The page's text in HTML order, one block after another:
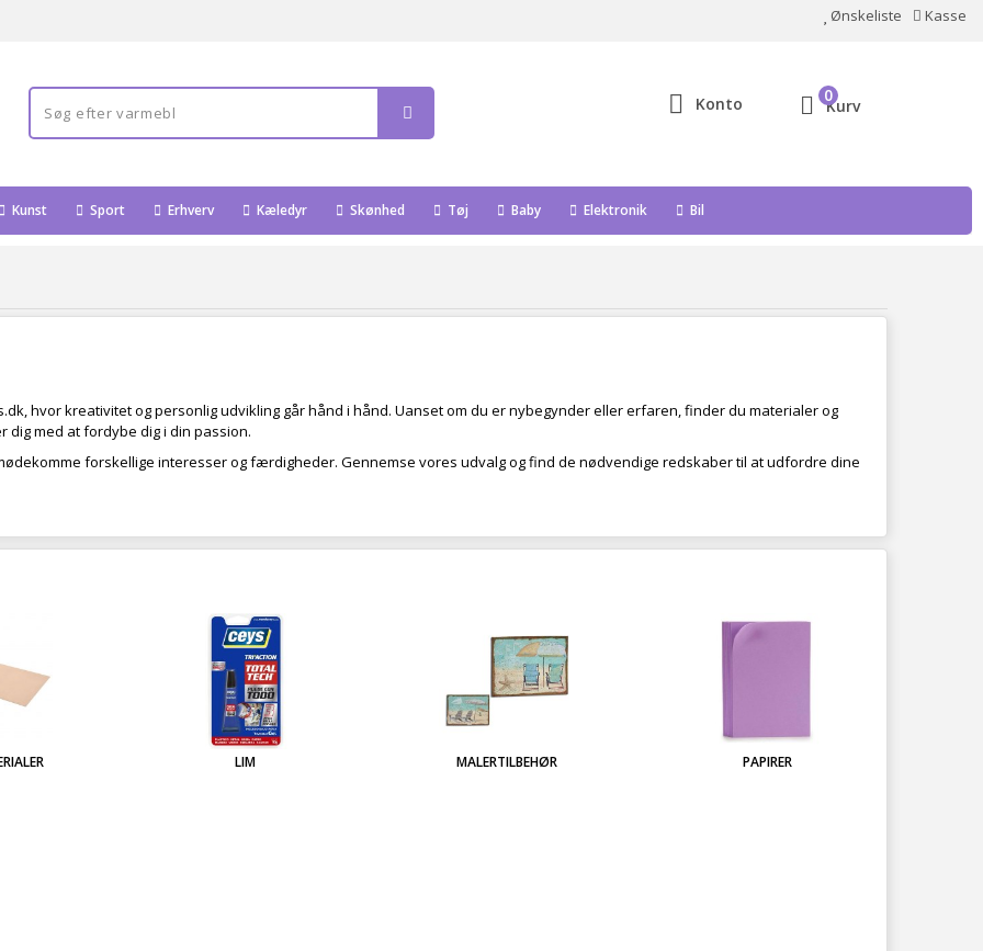
Ønskeliste Kasse
Konto Kurv
0
Kunst Sport Erhverv Kæledyr Skønhed Tøj Baby Elektronik Bil
hvor kreativitet og personlig udvikling går hånd i hånd. Uanset om du er nybegynder eller erfaren, finder du materialer og
med at fordybe dig i din passion.
forskellige interesser og færdigheder. Gennemse vores udvalg og find de nødvendige redskaber til at udfordre dine
LIM MALERTILBEHØR PAPIRER